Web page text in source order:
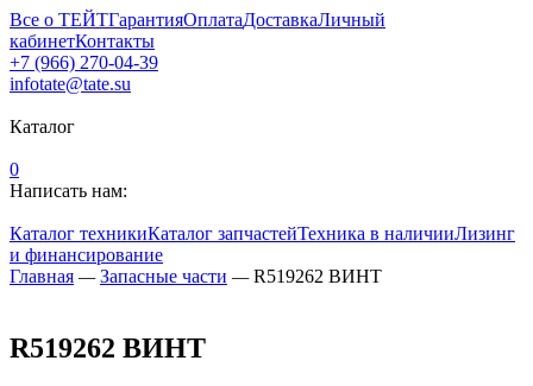
Все о ТЕЙТГарантияОплатаДоставкаЛичный
кабинетКонтакты
+7 (966) 270-04-39
infotate@tate.su
Каталог
0
Написать нам:
Каталог техникиКаталог запчастейТехника в наличииЛизинг
и финансирование
Главная — Запасные части — R519262 ВИНТ
R519262 ВИНТ